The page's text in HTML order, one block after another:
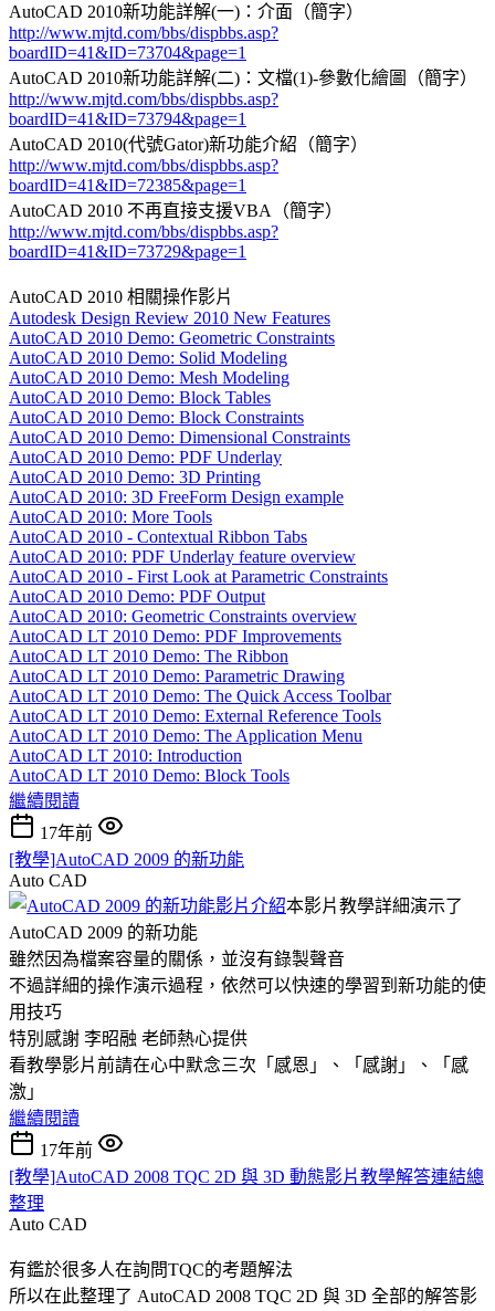
AutoCAD 2010新功能詳解(一)：介面（簡字）
http://www.mjtd.com/bbs/dispbbs.asp?
boardID=41&ID=73704&page=1
AutoCAD 2010新功能詳解(二)：文檔(1)-參數化繪圖（簡字）
http://www.mjtd.com/bbs/dispbbs.asp?
boardID=41&ID=73794&page=1
AutoCAD 2010(代號Gator)新功能介紹（簡字）
http://www.mjtd.com/bbs/dispbbs.asp?
boardID=41&ID=72385&page=1
AutoCAD 2010 不再直接支援VBA（簡字）
http://www.mjtd.com/bbs/dispbbs.asp?
boardID=41&ID=73729&page=1
AutoCAD 2010 相關操作影片
Autodesk Design Review 2010 New Features
AutoCAD 2010 Demo: Geometric Constraints
AutoCAD 2010 Demo: Solid Modeling
AutoCAD 2010 Demo: Mesh Modeling
AutoCAD 2010 Demo: Block Tables
AutoCAD 2010 Demo: Block Constraints
AutoCAD 2010 Demo: Dimensional Constraints
AutoCAD 2010 Demo: PDF Underlay
AutoCAD 2010 Demo: 3D Printing
AutoCAD 2010: 3D FreeForm Design example
AutoCAD 2010: More Tools
AutoCAD 2010 - Contextual Ribbon Tabs
AutoCAD 2010: PDF Underlay feature overview
AutoCAD 2010 - First Look at Parametric Constraints
AutoCAD 2010 Demo: PDF Output
AutoCAD 2010: Geometric Constraints overview
AutoCAD LT 2010 Demo: PDF Improvements
AutoCAD LT 2010 Demo: The Ribbon
AutoCAD LT 2010 Demo: Parametric Drawing
AutoCAD LT 2010 Demo: The Quick Access Toolbar
AutoCAD LT 2010 Demo: External Reference Tools
AutoCAD LT 2010 Demo: The Application Menu
AutoCAD LT 2010: Introduction
AutoCAD LT 2010 Demo: Block Tools
繼續閱讀
17年前
[教學]AutoCAD 2009 的新功能
Auto CAD
本影片教學詳細演示了
AutoCAD 2009 的新功能
雖然因為檔案容量的關係，並沒有錄製聲音
不過詳細的操作演示過程，依然可以快速的學習到新功能的使
用技巧
特別感謝 李昭融 老師熱心提供
看教學影片前請在心中默念三次「感恩」、「感謝」、「感
激」
繼續閱讀
17年前
[教學]AutoCAD 2008 TQC 2D 與 3D 動態影片教學解答連結總
整理
Auto CAD
有鑑於很多人在詢問TQC的考題解法
所以在此整理了 AutoCAD 2008 TQC 2D 與 3D 全部的解答影